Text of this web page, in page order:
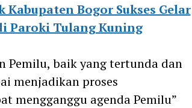
Kabupaten Bogor Sukses Gelar
Paroki Tulang Kuning
Pemilu, baik yang tertunda dan
menjadikan proses
mengganggu agenda Pemilu”